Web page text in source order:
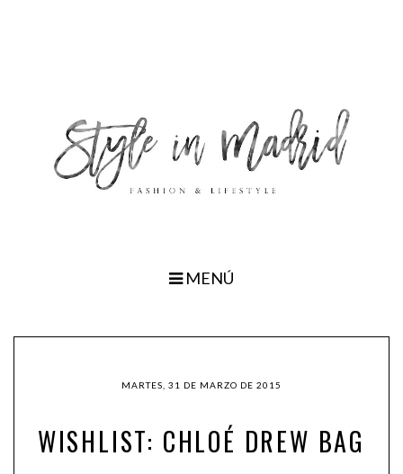
MENÚ
MARTES, 31 DE MARZO DE 2015
WISHLIST: CHLOÉ DREW BAG